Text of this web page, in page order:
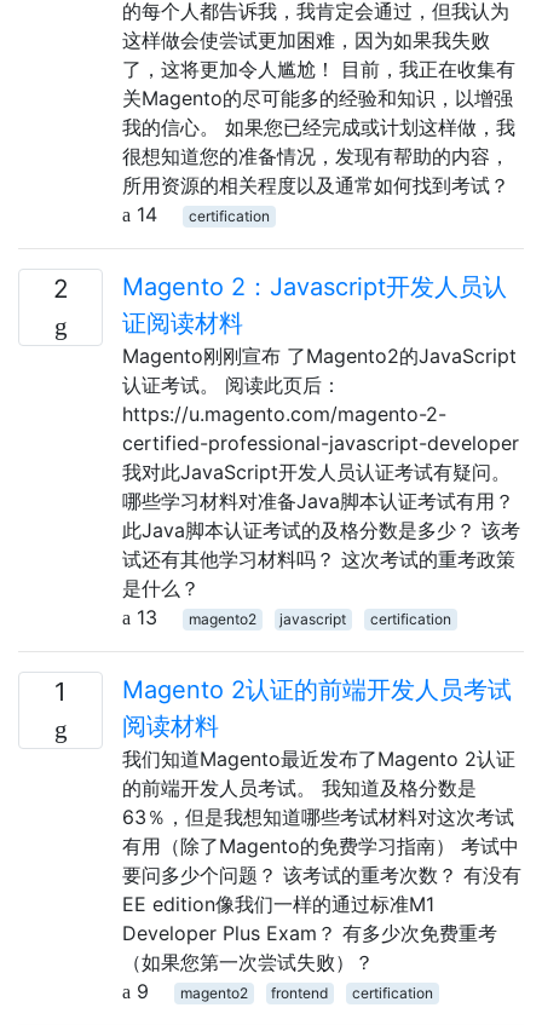
的每个人都告诉我，我肯定会通过，但我认为
这样做会使尝试更加困难，因为如果我失败
了，这将更加令人尴尬！ 目前，我正在收集有
关Magento的尽可能多的经验和知识，以增强
我的信心。 如果您已经完成或计划这样做，我
很想知道您的准备情况，发现有帮助的内容，
所用资源的相关程度以及通常如何找到考试？
14
certification
2
Magento 2：Javascript开发人员认
证阅读材料
Magento刚刚宣布 了Magento2的JavaScript
认证考试。 阅读此页后：
https://u.magento.com/magento-2-
certified-professional-javascript-developer
我对此JavaScript开发人员认证考试有疑问。
哪些学习材料对准备Java脚本认证考试有用？
此Java脚本认证考试的及格分数是多少？ 该考
试还有其他学习材料吗？ 这次考试的重考政策
是什么？
13
magento2 javascript certification
1
Magento 2认证的前端开发人员考试
阅读材料
我们知道Magento最近发布了Magento 2认证
的前端开发人员考试。 我知道及格分数是
63％，但是我想知道哪些考试材料对这次考试
有用（除了Magento的免费学习指南） 考试中
要问多少个问题？ 该考试的重考次数？ 有没有
EE edition像我们一样的通过标准M1
Developer Plus Exam？ 有多少次免费重考
（如果您第一次尝试失败）？
9
magento2 frontend certification